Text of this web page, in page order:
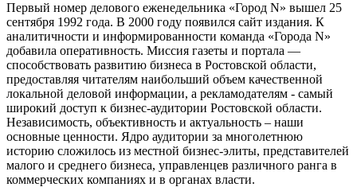
Первый номер делового еженедельника «Город N» вышел 25
сентября 1992 года. В 2000 году появился сайт издания. К
аналитичности и информированности команда «Города N»
добавила оперативность. Миссия газеты и портала —
способствовать развитию бизнеса в Ростовской области,
предоставляя читателям наибольший объем качественной
локальной деловой информации, а рекламодателям - самый
широкий доступ к бизнес-аудитории Ростовской области.
Независимость, объективность и актуальность – наши
основные ценности. Ядро аудитории за многолетнюю
историю сложилось из местной бизнес-элиты, представителей
малого и среднего бизнеса, управленцев различного ранга в
коммерческих компаниях и в органах власти.